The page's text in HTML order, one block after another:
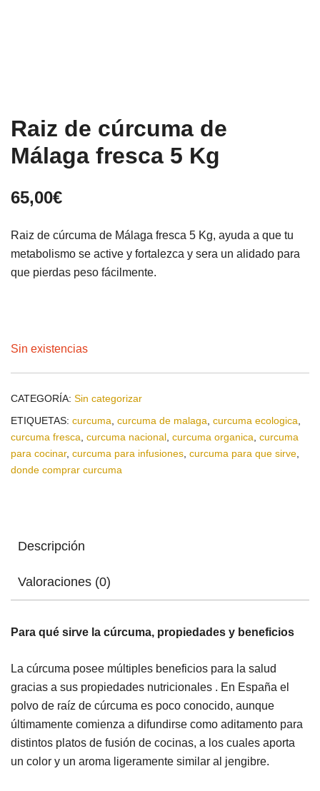
Raiz de cúrcuma de
Málaga fresca 5 Kg
65,00€
Raiz de cúrcuma de Málaga fresca 5 Kg, ayuda a que tu
metabolismo se active y fortalezca y sera un alidado para
que pierdas peso fácilmente.
Sin existencias
CATEGORÍA: Sin categorizar
ETIQUETAS: curcuma curcuma de malaga curcuma ecologica
curcuma fresca curcuma nacional curcuma organica curcuma
para cocinar, curcuma para infusiones curcuma para que sirve
donde comprar curcuma
Descripción
Valoraciones (0)
Para qué sirve la cúrcuma, propiedades y beneficios
La cúrcuma posee múltiples beneficios para la salud
gracias a sus propiedades nutricionales . En España el
polvo de raíz de cúrcuma es poco conocido, aunque
últimamente comienza a difundirse como aditamento para
distintos platos de fusión de cocinas, a los cuales aporta
un color y un aroma ligeramente similar al jengibre.